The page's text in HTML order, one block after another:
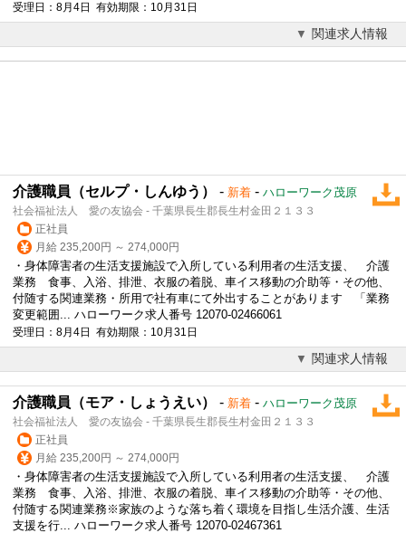
受理日：8月4日 有効期限：10月31日
関連求人情報
介護職員（セルプ・しんゆう） - 新着 - ハローワーク茂原
社会福祉法人 愛の友協会 - 千葉県長生郡長生村金田２１３３
正社員
月給 235,200円 ～ 274,000円
・身体障害者の生活支援施設で入所している利用者の生活支援、 介護
業務 食事、入浴、排泄、衣服の着脱、車イス移動の介助等・その他、
付随する関連業務・所用で社有車にて外出することがあります 「業務
変更範囲... ハローワーク求人番号 12070-02466061
受理日：8月4日 有効期限：10月31日
関連求人情報
介護職員（モア・しょうえい） - 新着 - ハローワーク茂原
社会福祉法人 愛の友協会 - 千葉県長生郡長生村金田２１３３
正社員
月給 235,200円 ～ 274,000円
・身体障害者の生活支援施設で入所している利用者の生活支援、 介護
業務 食事、入浴、排泄、衣服の着脱、車イス移動の介助等・その他、
付随する関連業務※家族のような落ち着く環境を目指し生活介護、生活
支援を行... ハローワーク求人番号 12070-02467361